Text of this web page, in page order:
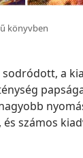
könyvben
a
számos